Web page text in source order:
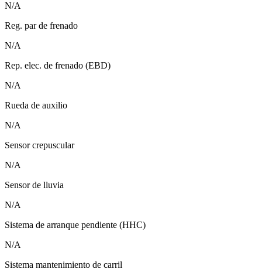
N/A
Reg. par de frenado
N/A
Rep. elec. de frenado (EBD)
N/A
Rueda de auxilio
N/A
Sensor crepuscular
N/A
Sensor de lluvia
N/A
Sistema de arranque pendiente (HHC)
N/A
Sistema mantenimiento de carril